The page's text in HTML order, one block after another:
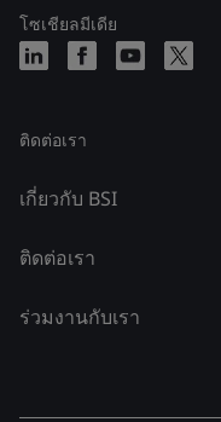
โซเชียลมีเดีย
ติดต่อเรา
เกี่ยวกับ BSI
ติดต่อเรา
ร่วมงานกับเรา